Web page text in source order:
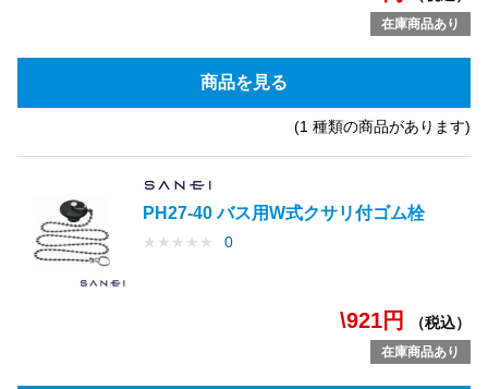
在庫商品あり
商品を見る
(1 種類の商品があります)
PH27-40 バス用W式クサリ付ゴム栓
★ ★ ★ ★ ★ 0
\921円 （税込）
在庫商品あり